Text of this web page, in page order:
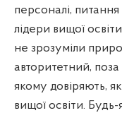
персоналі,
лідери вищої
не зрозуміли
авторитетний,
якому довіряють,
вищої освіти.